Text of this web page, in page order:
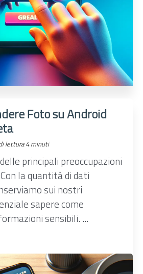
Foto su Android
lettura 4 minuti
principali preoccupazioni
la quantità di dati
sui nostri
sapere come
sensibili. ...